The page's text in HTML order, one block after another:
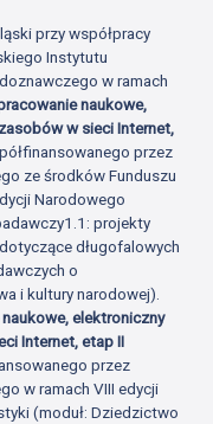
przy współpracy
Instytutu
w ramach
naukowe,
w sieci Internet,
przez
ze środków Funduszu
Narodowego
projekty
długofalowych
o
i kultury narodowej).
elektroniczny
Internet, etap II
przez
w ramach VIII edycji
(moduł: Dziedzictwo